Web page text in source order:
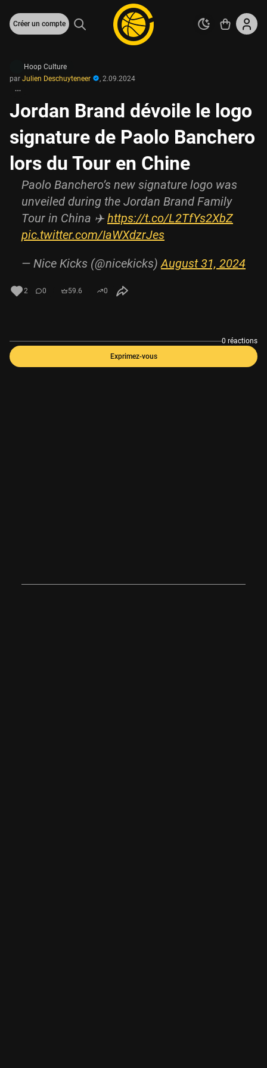
Créer un compte
Hoop Culture
par Julien Deschuyteneer , 2.09.2024
Jordan Brand dévoile le logo
signature de Paolo Banchero
lors du Tour en Chine
Paolo Banchero’s new signature logo was
unveiled during the Jordan Brand Family
Tour in China ✈️https://t.co/L2TfYs2XbZ
pic.twitter.com/IaWXdzrJes
— Nice Kicks (@nicekicks)August 31, 2024
2 0 59.6 0
0 réactions
Exprimez-vous